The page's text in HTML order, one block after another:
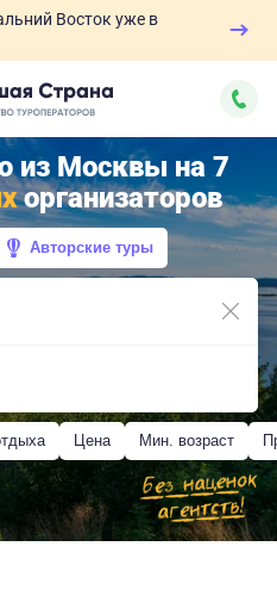
Восток уже в
из Москвы на 7
организаторов
Авторские туры
Цена Мин. возраст